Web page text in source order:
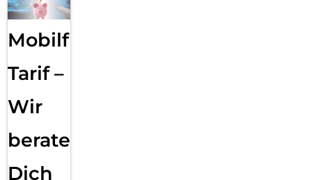
Mobilfunk
Tarif –
Wir
beraten
Dich